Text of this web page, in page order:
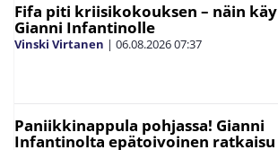
Fifa piti kriisikokouksen – näin käy
Gianni Infantinolle
Vinski Virtanen | 06.08.202607:37
Paniikkinappula pohjassa! Gianni
Infantinolta epätoivoinen ratkaisu